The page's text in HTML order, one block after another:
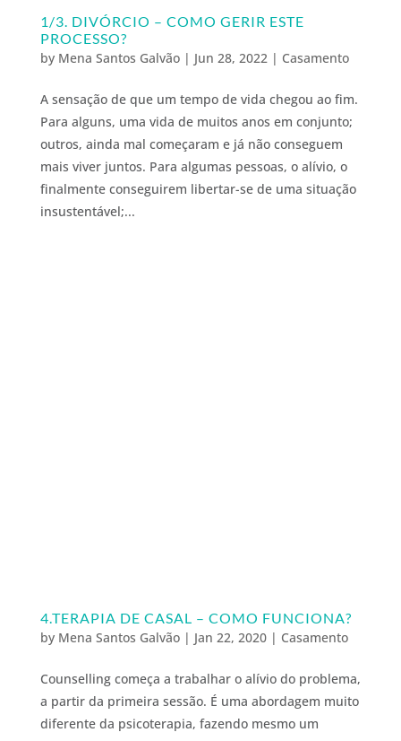
1/3. DIVÓRCIO – COMO GERIR ESTE
PROCESSO?
by Mena Santos Galvão| Jun 28, 2022| Casamento
A sensação de que um tempo de vida chegou ao fim.
Para alguns, uma vida de muitos anos em conjunto;
outros, ainda mal começaram e já não conseguem
mais viver juntos. Para algumas pessoas, o alívio, o
finalmente conseguirem libertar-se de uma situação
insustentável;...
4.TERAPIA DE CASAL – COMO FUNCIONA?
by Mena Santos Galvão| Jan 22, 2020| Casamento
Counselling começa a trabalhar o alívio do problema,
a partir da primeira sessão. É uma abordagem muito
diferente da psicoterapia, fazendo mesmo um